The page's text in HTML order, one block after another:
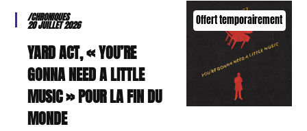
Offert temporairement
/CHRONIQUES
20 JUILLET 2026
YARD ACT, « YOU’RE
GONNA NEED A LITTLE
MUSIC » POUR LA FIN DU
MONDE